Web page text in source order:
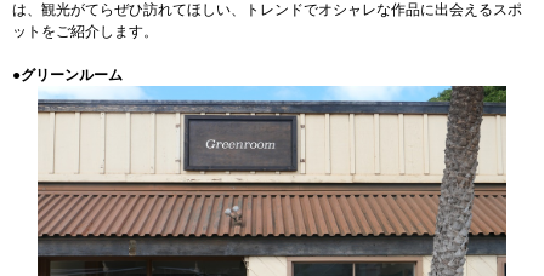
は、観光がてらぜひ訪れてほしい、トレンドでオシャレな作品に出会えるスポ
ットをご紹介します。
●グリーンルーム